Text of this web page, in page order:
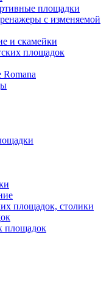
площадки
с изменяемой
и скамейки
площадок
площадок, столики
площадок